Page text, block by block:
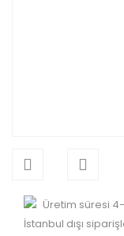
Üretim süresi
İstanbul dışı